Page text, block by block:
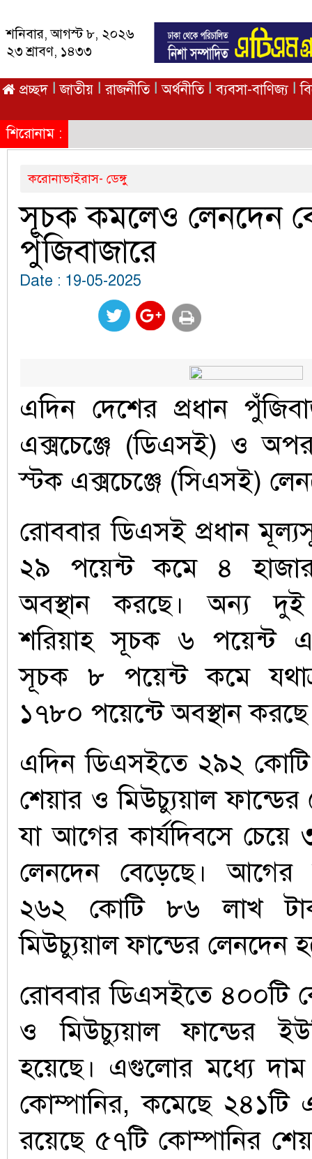
শনিবার, আগস্ট ৮, ২০২৬
২৩ শ্রাবণ, ১৪৩৩
প্রচ্ছদ জাতীয় রাজনীতি অর্থনীতি ব্যবসা-বাণিজ্য
শিরোনাম :
করোনাভাইরাস- ডেঙ্গু
সূচক কমলেও লেনদেন
পুঁজিবাজারে
Date : 19-05-2025
এদিন দেশের প্রধান
এক্সচেঞ্জে (ডিএসই) ও অপর
স্টক এক্সচেঞ্জে (সিএসই)
রোববার ডিএসই প্রধান
২৯ পয়েন্ট কমে ৪
অবস্থান করছে। অন্য
শরিয়াহ সূচক ৬ পয়েন্ট
সূচক ৮ পয়েন্ট কমে
১৭৮০ পয়েন্টে অবস্থান
এদিন ডিএসইতে ২৯২
শেয়ার ও মিউচ্যুয়াল
যা আগের কার্যদিবসে চেয়ে
লেনদেন বেড়েছে। আগের
২৬২ কোটি ৮৬ লাখ
মিউচ্যুয়াল ফান্ডের লেনদেন
রোববার ডিএসইতে ৪০০টি
ও মিউচ্যুয়াল ফান্ডের
হয়েছে। এগুলোর মধ্যে দাম
কোম্পানির, কমেছে ২৪১টি
রয়েছে ৫৭টি কোম্পানির